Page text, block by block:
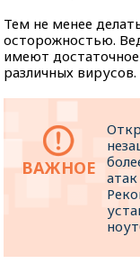
Тем не менее
осторожностью.
имеют
различных вирусов.